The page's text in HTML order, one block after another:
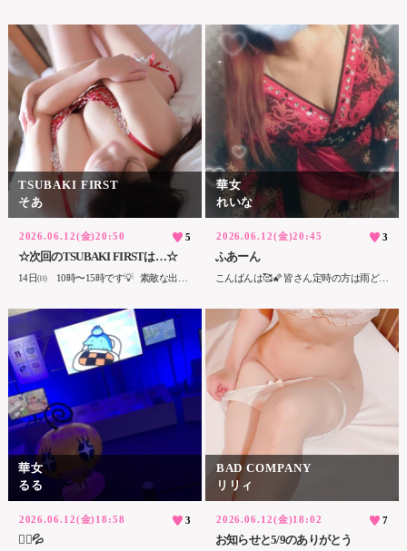
TSUBAKI FIRST
そあ
2026.06.12(金)20:50 5
☆次回のTSUBAKI FIRSTは…☆
華女
れいな
2026.06.12(金)20:45 3
ふあーん
こんばんは🥰🌠 皆さん定時の方は雨どうだったろ？ 残業の方は☔️やんだよねきっと！ １時間半で道路冠水してんだもーん😬💦めちゃくちゃ怖かったよ14時過ぎ🌀 止まったらアカーンって思い必死で踏み続けました🙃あの豪雨心臓に悪かったです。 しつこい事をまたお話ししてごめんね💦 明日お休みになりたくないの😢 だれかー‼️ 前日予約をスタートで下さい！！！ 予約無かったらアカンてぇ‼️ お部屋借りれそうにないよねぇ🌀 ほぼお休み確定になるかもぉ... 優しい救世主いますように･･･🛐 もぉ祈るしかない🤷‍♀️
華女
るる
2026.06.12(金)18:58 3
🙇‍♀️💦
BAD COMPANY
リリィ
2026.06.12(金)18:02 7
お知らせと5/9のありがとう